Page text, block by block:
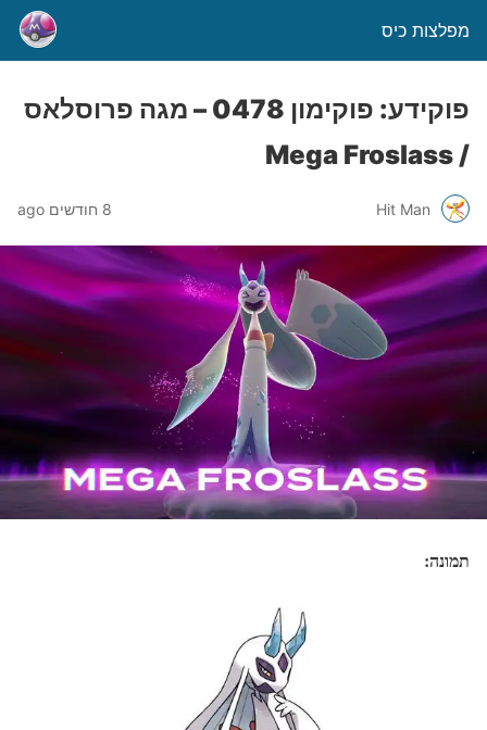
מפלצות כיס
פוקידע: פוקימון 0478 – מגה פרוסלאס
/ Mega Froslass
Hit Man 8 חודשים ago
תמונה: